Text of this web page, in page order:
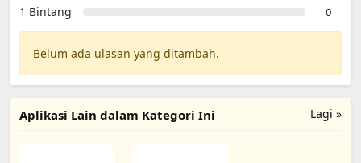
1 Bintang 0
Belum ada ulasan yang ditambah.
Lagi »
Aplikasi Lain dalam Kategori Ini